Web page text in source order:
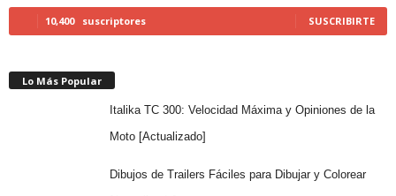
10,400 suscriptores SUSCRIBIRTE
Lo Más Popular
Italika TC 300: Velocidad Máxima y Opiniones de la
Moto [Actualizado]
Dibujos de Trailers Fáciles para Dibujar y Colorear